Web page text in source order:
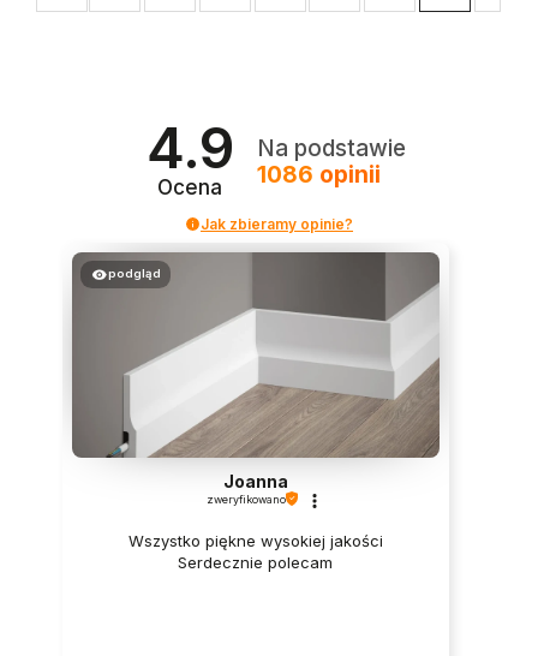
4.9
Ocena
Na podstawie
1086 opinii
Jak zbieramy opinie?
podgląd
Joanna
zweryfikowano
Wszystko piękne wysokiej jakości
Serdecznie polecam